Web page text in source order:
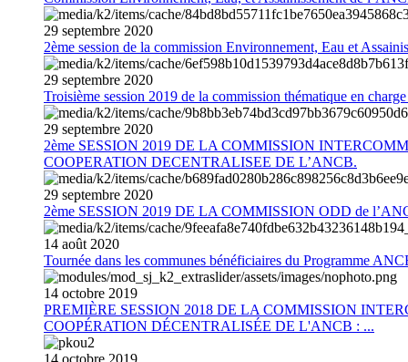
29 septembre 2020
2ème session de la commission Environnement, Eau et
29 septembre 2020
Troisième session 2019 de la commission thématique en
29 septembre 2020
2ème SESSION 2019 DE LA COMMISSION
COOPERATION DECENTRALISEE DE L’ANCB.
29 septembre 2020
2ème SESSION 2019 DE LA COMMISSION ODD de
14 août 2020
Tournée dans les communes bénéficiaires du Programme
14 octobre 2019
PREMIÈRE SESSION 2018 DE LA COMMISSION
COOPÉRATION DÉCENTRALISÉE DE L'ANCB : ...
14 octobre 2019